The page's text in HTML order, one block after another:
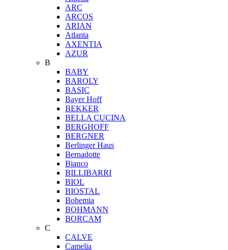
ARC
ARCOS
ARIAN
Atlanta
AXENTIA
AZUR
B
BABY
BAROLY
BASIC
Bayer Hoff
BEKKER
BELLA CUCINA
BERGHOFF
BERGNER
Berlinger Haus
Bernadotte
Bianco
BILLIBARRI
BIOL
BIOSTAL
Bohemia
BOHMANN
BORCAM
C
CALVE
Camelia